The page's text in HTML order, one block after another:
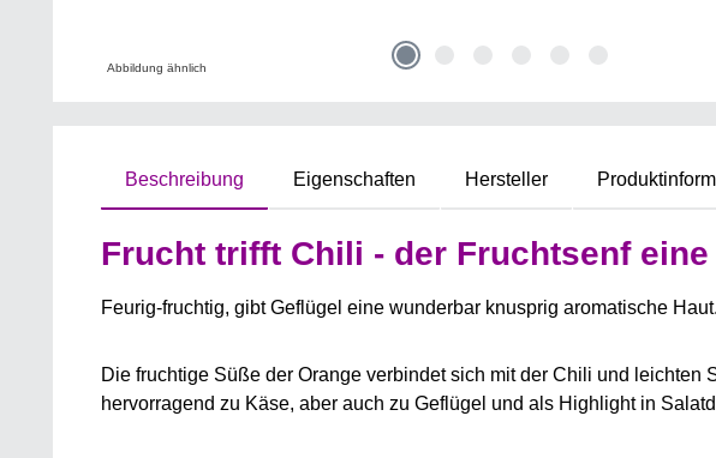
Abbildung ähnlich
Beschreibung Eigenschaften Hersteller
Frucht trifft Chili - der Fruchtsenf
Feurig-fruchtig, gibt Geflügel eine wunderbar knusprig aromatische Haut.
Die fruchtige Süße der Orange verbindet sich mit der Chili und
hervorragend zu Käse, aber auch zu Geflügel und als Highlight in